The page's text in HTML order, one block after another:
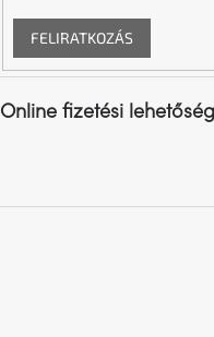
sötét
oldalát
részlet,
FELIRATKOZÁS
Online fizetési